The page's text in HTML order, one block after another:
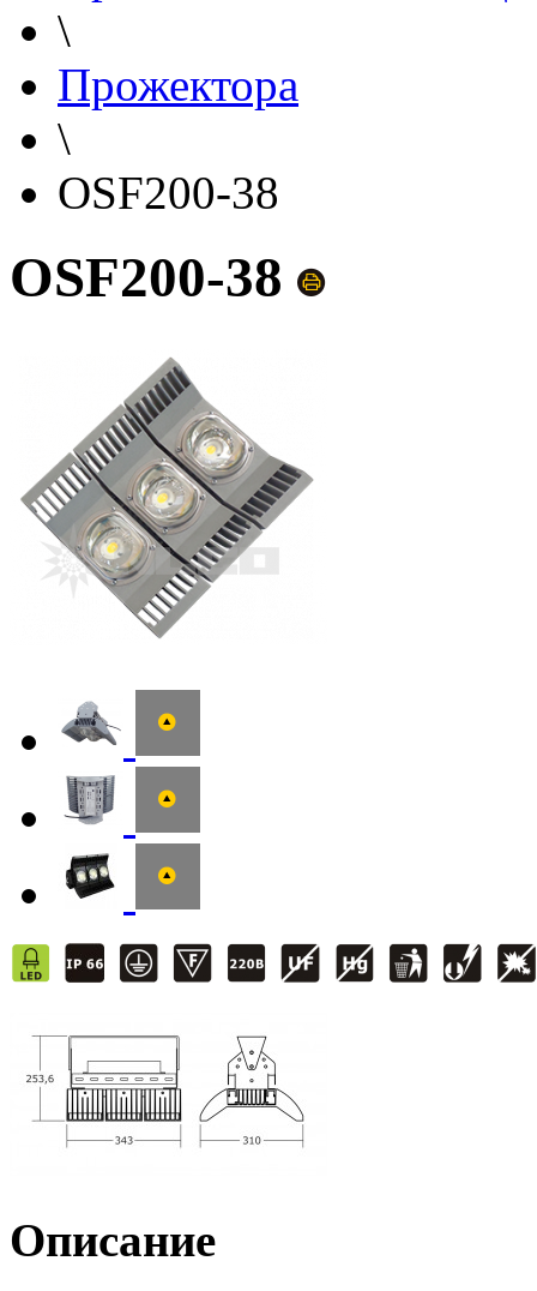
\
Прожектора
\
OSF200-38
OSF200-38
Описание